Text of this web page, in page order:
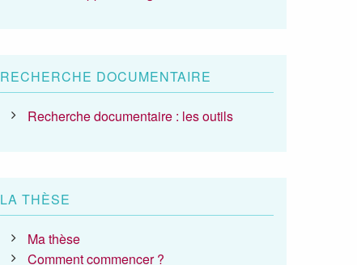
RECHERCHE DOCUMENTAIRE
Recherche documentaire : les outils
LA THÈSE
Ma thèse
Comment commencer ?